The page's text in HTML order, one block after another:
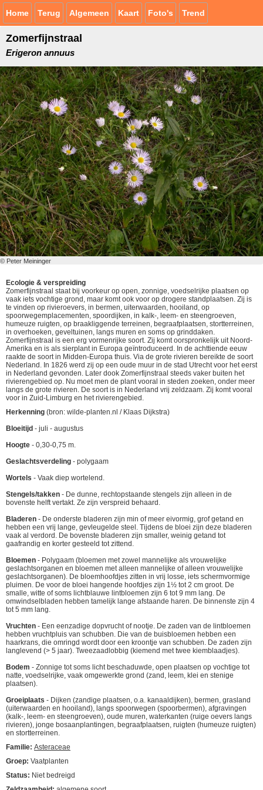
Home Terug Algemeen Kaart Foto's Trend
Zomerfijnstraal
Erigeron annuus
© Peter Meininger
Ecologie & verspreiding
Zomerfijnstraal staat bij voorkeur op open, zonnige, voedselrijke plaatsen op
vaak iets vochtige grond, maar komt ook voor op drogere standplaatsen. Zij is
te vinden op rivieroevers, in bermen, uiterwaarden, hooiland, op
spoorwegemplacementen, spoordijken, in kalk-, leem- en steengroeven,
humeuze ruigten, op braakliggende terreinen, begraafplaatsen, stortterreinen,
in overhoeken, geveltuinen, langs muren en soms op grinddaken.
Zomerfijnstraal is een erg vormenrijke soort. Zij komt oorspronkelijk uit Noord-
Amerika en is als sierplant in Europa geïntroduceerd. In de achttiende eeuw
raakte de soort in Midden-Europa thuis. Via de grote rivieren bereikte de soort
Nederland. In 1826 werd zij op een oude muur in de stad Utrecht voor het eerst
in Nederland gevonden. Later dook Zomerfijnstraal steeds vaker buiten het
rivierengebied op. Nu moet men de plant vooral in steden zoeken, onder meer
langs de grote rivieren. De soort is in Nederland vrij zeldzaam. Zij komt vooral
voor in Zuid-Limburg en het rivierengebied.
Herkenning (bron: wilde-planten.nl / Klaas Dijkstra)
Bloeitijd - juli - augustus
Hoogte - 0,30-0,75 m.
Geslachtsverdeling - polygaam
Wortels - Vaak diep wortelend.
Stengels/takken - De dunne, rechtopstaande stengels zijn alleen in de
bovenste helft vertakt. Ze zijn verspreid behaard.
Bladeren - De onderste bladeren zijn min of meer eivormig, grof getand en
hebben een vrij lange, gevleugelde steel. Tijdens de bloei zijn deze bladeren
vaak al verdord. De bovenste bladeren zijn smaller, weinig getand tot
gaafrandig en korter gesteeld tot zittend.
Bloemen - Polygaam (bloemen met zowel mannelijke als vrouwelijke
geslachtsorganen en bloemen met alleen mannelijke of alleen vrouwelijke
geslachtsorganen). De bloemhoofdjes zitten in vrij losse, iets schermvormige
pluimen. De voor de bloei hangende hoofdjes zijn 1½ tot 2 cm groot. De
smalle, witte of soms lichtblauwe lintbloemen zijn 6 tot 9 mm lang. De
omwindselbladen hebben tamelijk lange afstaande haren. De binnenste zijn 4
tot 5 mm lang.
Vruchten - Een eenzadige dopvrucht of nootje. De zaden van de lintbloemen
hebben vruchtpluis van schubben. Die van de buisbloemen hebben een
haarkrans, die omringd wordt door een kroontje van schubben. De zaden zijn
langlevend (> 5 jaar). Tweezaadlobbig (kiemend met twee kiemblaadjes).
Bodem - Zonnige tot soms licht beschaduwde, open plaatsen op vochtige tot
natte, voedselrijke, vaak omgewerkte grond (zand, leem, klei en stenige
plaatsen).
Groeiplaats - Dijken (zandige plaatsen, o.a. kanaaldijken), bermen, grasland
(uiterwaarden en hooiland), langs spoorwegen (spoorbermen), afgravingen
(kalk-, leem- en steengroeven), oude muren, waterkanten (ruige oevers langs
rivieren), jonge bosaanplantingen, begraafplaatsen, ruigten (humeuze ruigten)
en stortterreinen.
Familie: Asteraceae
Groep: Vaatplanten
Status: Niet bedreigd